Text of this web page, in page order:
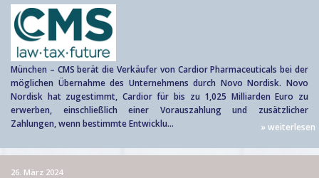
München – CMS berät die Verkäufer von Cardior Pharmaceuticals bei der
möglichen Übernahme des Unternehmens durch Novo Nordisk. Novo
Nordisk hat zugestimmt, Cardior für bis zu 1,025 Milliarden Euro zu
erwerben, einschließlich einer Vorauszahlung und zusätzlicher
Zahlungen, wenn bestimmte Entwicklu...
» weiterlesen
26. März 2024